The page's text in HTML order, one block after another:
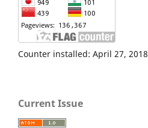
Counter installed: April 27, 2018
Current Issue